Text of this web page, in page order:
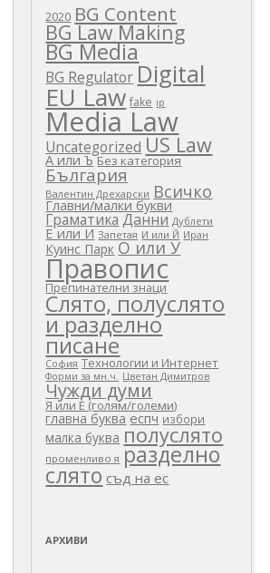
2020 BG Content
BG Law Making
BG Media
BG Regulator Digital
EU Law fake ip
Media Law
Uncategorized US Law
А или Ъ Без категория
България
Валентин Дрехарски Всичко
Главни/малки букви
Граматика Данни Дублети
Е или И Запетая И или Й Иран
Куинс Парк О или У
Правопис
Препинателни знаци
Слято, полуслято
и разделно
писане
София Технологии и Интернет
Форми за мн.ч. Цветан Димитров
Чужди думи
Я или Е (голям/големи)
главна буква еспч избори
малка буква полуслято
променливо я разделно
слято съд на ес
АРХИВИ